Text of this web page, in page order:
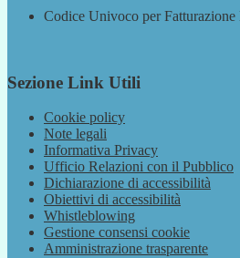
Codice Univoco per
Sezione Link Utili
Cookie policy
Note legali
Informativa Privacy
Ufficio Relazioni con il Pubblico
Dichiarazione di accessibilità
Obiettivi di accessibilità
Whistleblowing
Gestione consensi cookie
Amministrazione trasparente